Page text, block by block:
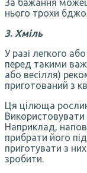
За бажання
нього трохи
3. Хміль
У разі легкого
перед такими
або весілля)
приготований з
Ця цілюща
Наприклад,
прибрати його
приготувати з
зробити.